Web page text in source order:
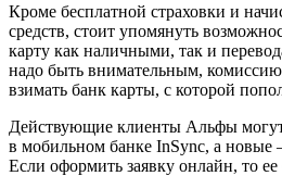
Кроме бесплатной страховки и
средств, стоит упомянуть
карту как наличными, так и
надо быть внимательным,
взимать банк карты, с которой
Действующие клиенты Альфы
в мобильном банке InSync, а
Если оформить заявку онлайн, то ее